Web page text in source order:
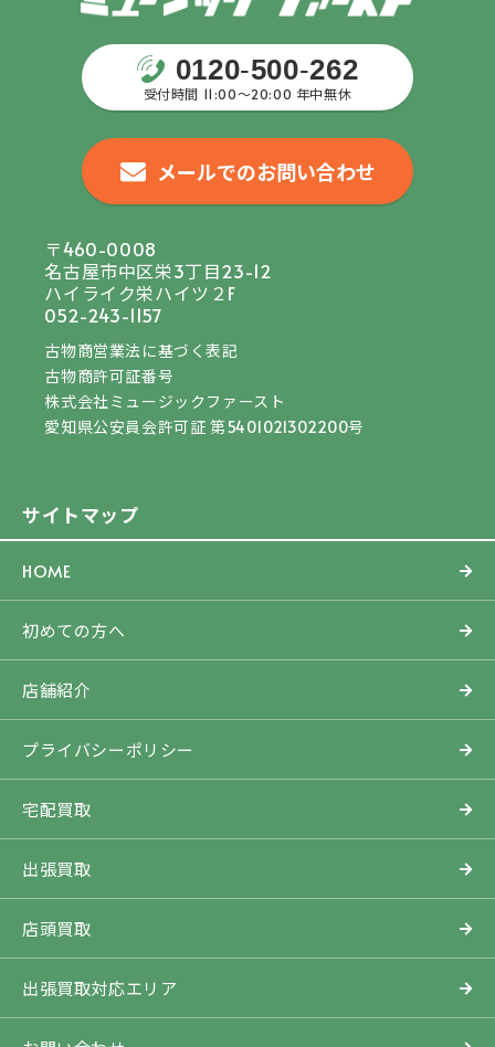
サイトマップ
HOME
初めての方へ
店舗紹介
プライバシーポリシー
宅配買取
出張買取
店頭買取
出張買取対応エリア
0120-500-262
受付時間 11:00〜20:00 年中無休
メールでのお問い合わせ
〒460-0008
名古屋市中区栄3丁目23-12
ハイライク栄ハイツ２F
052-243-1157
古物商営業法に基づく表記
古物商許可証番号
株式会社ミュージックファースト
愛知県公安員会許可証 第5401021302200号